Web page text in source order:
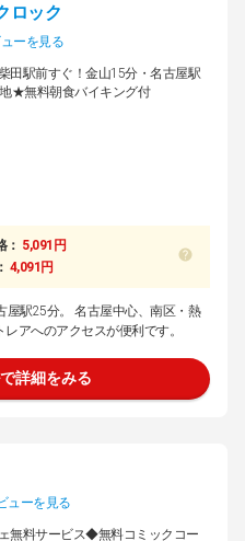
ロック
ーを見る
田駅前すぐ！金山15分・名古屋駅
★無料朝食バイキング付
： 5,091円
4,091円
屋駅25分。 名古屋中心、南区・熱
アへのアクセスが便利です。
詳細をみる
ューを見る
無料サービス◆無料コミックコー